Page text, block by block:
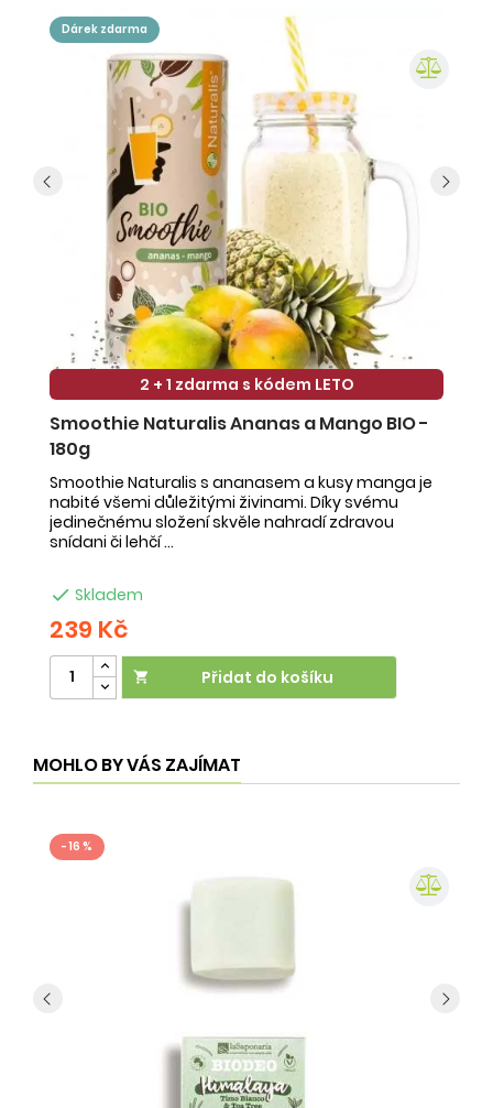
dárek zdarma
2 + 1 zdarma s kódem LETO
Smoothie Naturalis Ananas a Mango BIO -
180g
Smoothie Naturalis s ananasem a kusy manga je
nabité všemi důležitými živinami. Díky svému
jedinečnému složení skvěle nahradí zdravou
snídani či lehčí ...
 Skladem
239 Kč
 Přidat do košíku
MOHLO BY VÁS ZAJÍMAT
- 16 %